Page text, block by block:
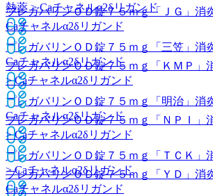
熱薬 > Caチャネルα2δリガンド
プレガバリンＯＤ錠７５ｍｇ「三笠」 消
Caチャネルα2δリガンド
プレガバリンＯＤ錠７５ｍｇ「明治」 消
Caチャネルα2δリガンド
プレガバリンＯＤ錠７５ｍｇ「ＴＣＫ」
> Caチャネルα2δリガンド
プレガバリンＯＤ錠７５ｍｇ「ＪＧ」 消
Caチャネルα2δリガンド
プレガバリンＯＤ錠７５ｍｇ「ＫＭＰ」
> Caチャネルα2δリガンド
プレガバリンＯＤ錠７５ｍｇ「ＮＰＩ」
> Caチャネルα2δリガンド
プレガバリンＯＤ錠７５ｍｇ「ＹＤ」 消
Caチャネルα2δリガンド